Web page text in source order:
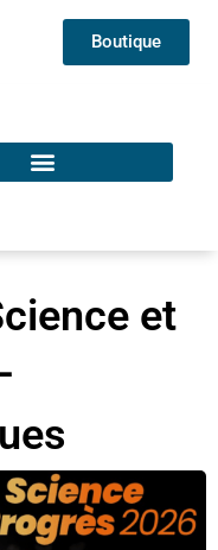
Boutique
et